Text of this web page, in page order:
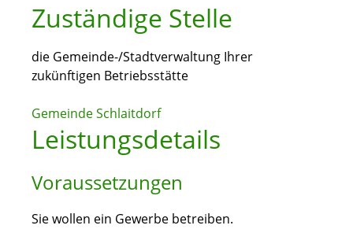
Zuständige Stelle
die Gemeinde-/Stadtverwaltung Ihrer
zukünftigen Betriebsstätte
Gemeinde Schlaitdorf
Leistungsdetails
Voraussetzungen
Sie wollen ein Gewerbe betreiben.